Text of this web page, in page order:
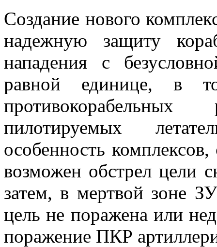
Создание нового
надежную защиту
нападения с
равной единице, в
пилотируемых
особенность
возможен обстрел цели
затем, в мертвой зоне
цель не поражена или
поражение ПКР